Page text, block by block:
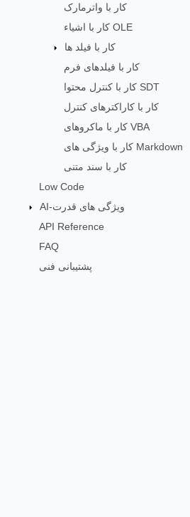
کار با واترمارک
کار با اشیاء OLE
کار با فیلد ها
کار با فیلدهای فرم
کار با کنترل محتوا SDT
کار با کاراکترهای کنترل
کار با ماکروهای VBA
کار با ویژگی های Markdown
کار با سند متنی
Low Code
AI-ویژگی های قدرت
API Reference
FAQ
پشتیبانی فنی